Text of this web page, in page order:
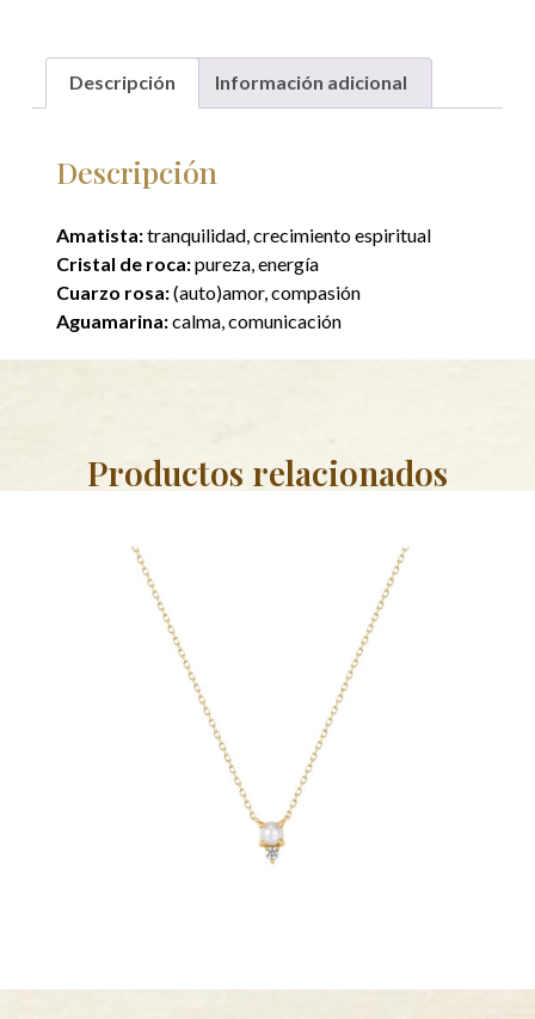
Descripción Información adicional
Descripción
Amatista:tranquilidad, crecimiento espiritual
Cristal de roca:pureza, energía
Cuarzo rosa:(auto)amor, compasión
Aguamarina:calma, comunicación
Productos relacionados